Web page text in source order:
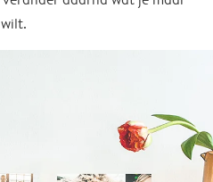
wilt.